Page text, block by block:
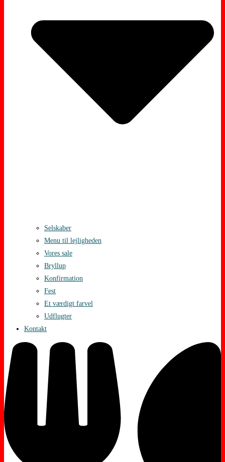
Selskaber
Menu til lejligheden
Vores sale
Bryllup
Konfirmation
Fest
Et værdigt farvel
Udflugter
Kontakt